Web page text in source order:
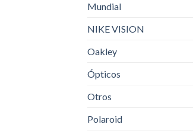
Mundial
NIKE VISION
Oakley
Ópticos
Otros
Polaroid